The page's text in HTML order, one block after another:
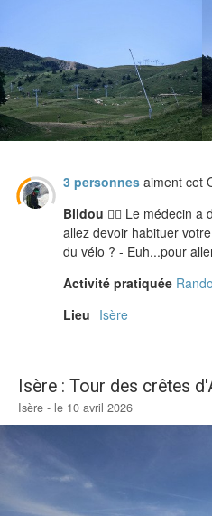
3 personnes aiment cet
Biidou 👨‍⚕️ Le médecin a
allez devoir habituer
du vélo ? - Euh...pour
Activité pratiquée
Lieu Isère
Isère : Tour des crêtes
Isère - le 10 avril 2026